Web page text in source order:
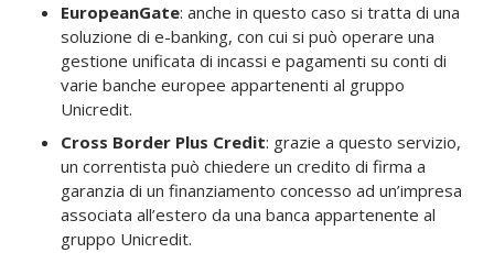
EuropeanGate: anche in questo caso si tratta di una
soluzione di e-banking, con cui si può operare una
gestione unificata di incassi e pagamenti su conti di
varie banche europee appartenenti al gruppo
Unicredit.
Cross Border Plus Credit: grazie a questo servizio,
un correntista può chiedere un credito di firma a
garanzia di un finanziamento concesso ad un’impresa
associata all’estero da una banca appartenente al
gruppo Unicredit.